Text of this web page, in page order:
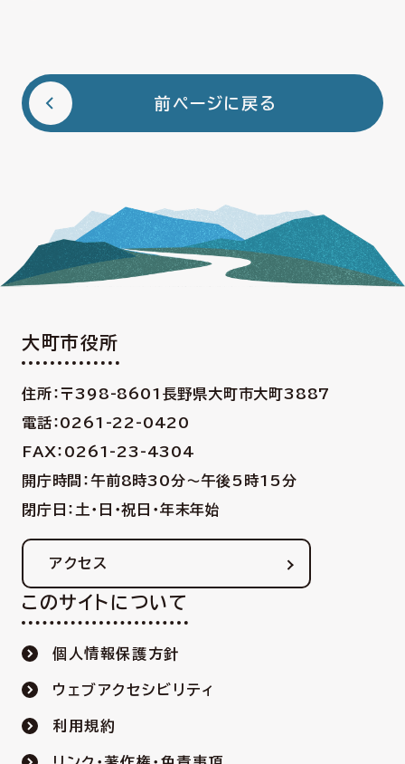
前ページに戻る
大町市役所
住所：〒398-8601 長野県大町市大町3887
電話：0261-22-0420
FAX：0261-23-4304
開庁時間：午前8時30分〜午後5時15分
閉庁日：土・日・祝日・年末年始
アクセス
このサイトについて
個人情報保護方針
ウェブアクセシビリティ
利用規約